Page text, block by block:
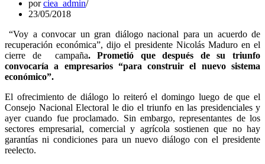
porciea_admin
23/05/2018
“Voy a convocar un gran diálogo nacional para un acuerdo de
recuperación económica”, dijo el presidente Nicolás Maduro en el
cierre de campaña. Prometió que después de su triunfo
convocaría a empresarios “para construir el nuevo sistema
económico”.
El ofrecimiento de diálogo lo reiteró el domingo luego de que el
Consejo Nacional Electoral le dio el triunfo en las presidenciales y
ayer cuando fue proclamado. Sin embargo, representantes de los
sectores empresarial, comercial y agrícola sostienen que no hay
garantías ni condiciones para un nuevo diálogo con el presidente
reelecto.